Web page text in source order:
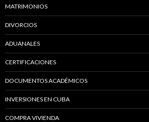
MATRIMONIOS
DIVORCIOS
ADUANALES
CERTIFICACIONES
DOCUMENTOS ACADÉMICOS
INVERSIONES EN CUBA
COMPRA VIVIENDA